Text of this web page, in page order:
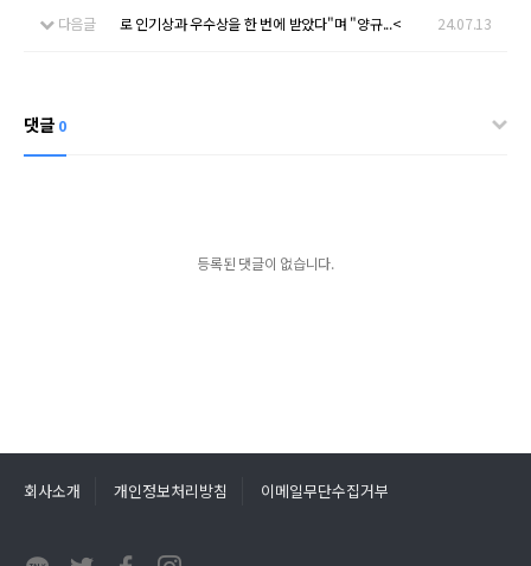
다음글 로 인기상과 우수상을 한 번에 받았다"며 "양규...< 24.07.13
댓글 0
등록된 댓글이 없습니다.
회사소개 개인정보처리방침 이메일무단수집거부